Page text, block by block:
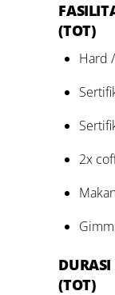
(TOT)
Hard
2x
DURASI
(TOT)